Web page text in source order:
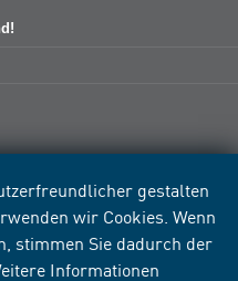
gestalten
wir Cookies. Wenn
stimmen Sie dadurch der
Informationen